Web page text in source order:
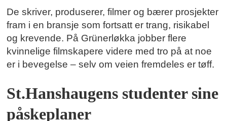
De skriver, produserer, filmer og bærer prosjekter
fram i en bransje som fortsatt er trang, risikabel
og krevende. På Grünerløkka jobber flere
kvinnelige filmskapere videre med tro på at noe
er i bevegelse – selv om veien fremdeles er tøff.
St.Hanshaugens studenter sine
påskeplaner